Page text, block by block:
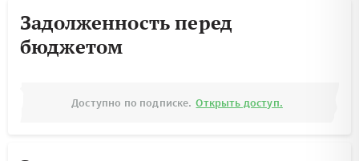
Задолженность перед
бюджетом
Доступно по подписке. Открыть доступ.